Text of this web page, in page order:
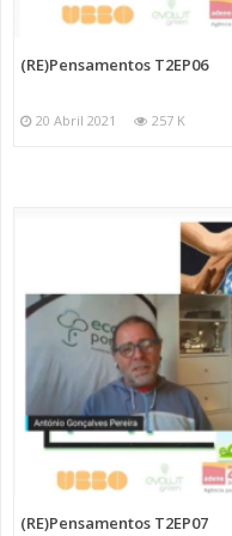
(RE)Pensamentos T2EP06
20 Abril 2021 257 K
(RE)Pensamentos T2EP07